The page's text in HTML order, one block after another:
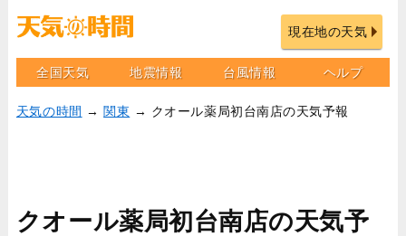
現在地の天気
全国天気 地震情報 台風情報 ヘルプ
天気の時間 → 関東 → クオール薬局初台南店の天気予報
クオール薬局初台南店の天気予